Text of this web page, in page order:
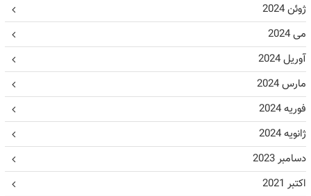
ژوئن 2024
می 2024
آوریل 2024
مارس 2024
فوریه 2024
ژانویه 2024
دسامبر 2023
اکتبر 2021